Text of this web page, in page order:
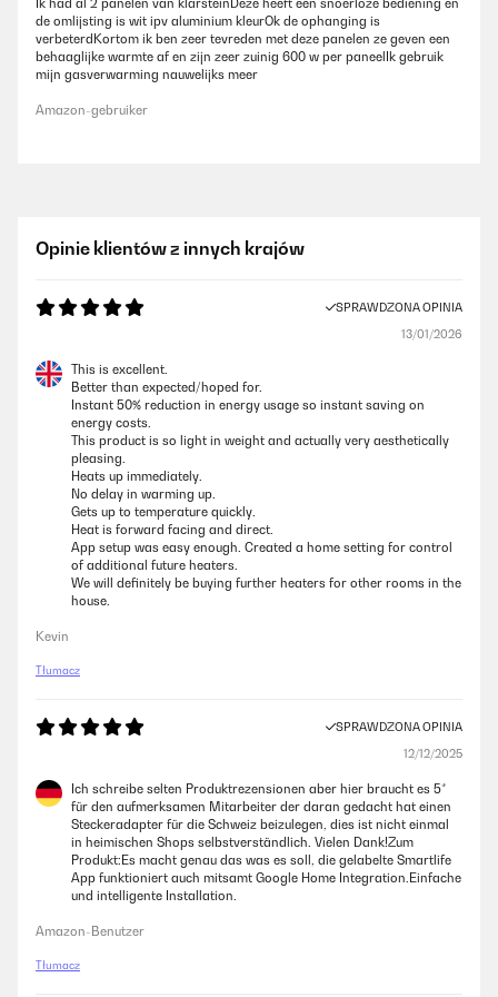
Ik had al 2 panelen van klarsteinDeze heeft een snoerloze bediening en
de omlijsting is wit ipv aluminium kleurOk de ophanging is
verbeterdKortom ik ben zeer tevreden met deze panelen ze geven een
behaaglijke warmte af en zijn zeer zuinig 600 w per paneelIk gebruik
mijn gasverwarming nauwelijks meer
Amazon-gebruiker
Opinie klientów z innych krajów
SPRAWDZONA OPINIA
13/01/2026
This is excellent.
Better than expected/hoped for.
Instant 50% reduction in energy usage so instant saving on
energy costs.
This product is so light in weight and actually very aesthetically
pleasing.
Heats up immediately.
No delay in warming up.
Gets up to temperature quickly.
Heat is forward facing and direct.
App setup was easy enough. Created a home setting for control
of additional future heaters.
We will definitely be buying further heaters for other rooms in the
house.
Kevin
Tłumacz
SPRAWDZONA OPINIA
12/12/2025
Ich schreibe selten Produktrezensionen aber hier braucht es 5*
für den aufmerksamen Mitarbeiter der daran gedacht hat einen
Steckeradapter für die Schweiz beizulegen, dies ist nicht einmal
in heimischen Shops selbstverständlich. Vielen Dank!Zum
Produkt:Es macht genau das was es soll, die gelabelte Smartlife
App funktioniert auch mitsamt Google Home Integration.Einfache
und intelligente Installation.
Amazon-Benutzer
Tłumacz